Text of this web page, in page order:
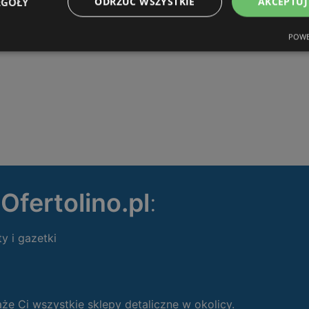
Ofertolino.pl:
i gazetki
Ci wszystkie sklepy detaliczne w okolicy.